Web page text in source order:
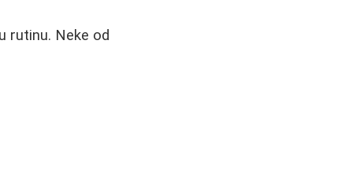
rutinu. Neke od